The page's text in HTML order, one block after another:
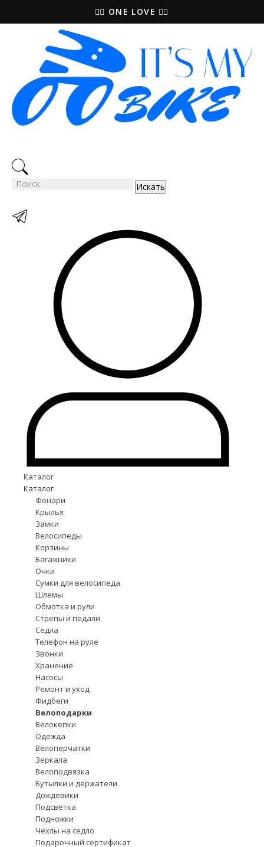
🚵‍♀️ ONE LOVE 🚴‍♀️
Искать
Каталог
Каталог
Фонари
Крылья
Замки
Велосипеды
Корзины
Багажники
Очки
Сумки для велосипеда
Шлемы
Обмотка и рули
Стрепы и педали
Седла
Телефон на руле
Звонки
Хранение
Насосы
Ремонт и уход
Фидбеги
Велоподарки
Велокепки
Одежда
Велоперчатки
Зеркала
Велоподвязка
Бутылки и держатели
Дождевики
Подсветка
Подножки
Чехлы на седло
Подарочный сертификат